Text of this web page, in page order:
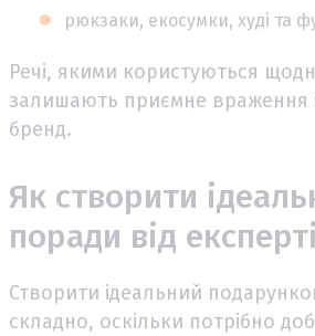
рюкзаки, екосумки, худі та
Речі, якими користуються
залишають приємне враження
бренд.
Як створити
поради від
Створити ідеальний
складно, оскільки потрібно